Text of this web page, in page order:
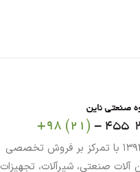
آی ناین از سال ۱۳۹۳ با تمرکز بر فروش تخصصی
آلات صنعتی، شیرآلات، تجهیزات